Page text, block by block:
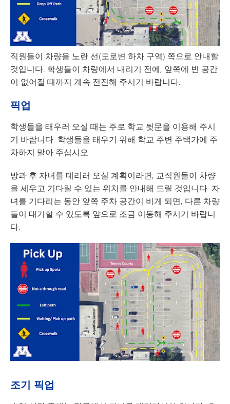
직원들이 차량을 노란 선(도로변 하차 구역) 쪽으로 안내할
것입니다. 학생들이 차량에서 내리기 전에, 앞쪽에 빈 공간
이 없어질 때까지 계속 전진해 주시기 바랍니다.
픽업
학생들을 태우러 오실 때는 주로 학교 뒷문을 이용해 주시
기 바랍니다. 학생들을 태우기 위해 학교 주변 주택가에 주
차하지 말아 주십시오.
방과 후 자녀를 데리러 오실 계획이라면, 교직원들이 차량
을 세우고 기다릴 수 있는 위치를 안내해 드릴 것입니다. 자
녀를 기다리는 동안 앞쪽 주차 공간이 비게 되면, 다른 차량
들이 대기할 수 있도록 앞으로 조금 이동해 주시기 바랍니
다.
조기 픽업